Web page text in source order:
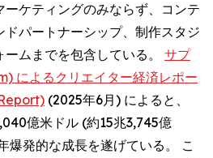
ケティングのみならず、コンテ
ドパートナーシップ、制作スタジ
ムまでを包含している。 サプ
によるクリエイター経済レポー
(2025年6月) によると、
億米ドル (約15兆3,745億
爆発的な成長を遂げている。 こ